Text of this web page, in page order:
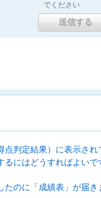
でください
点判定結果）に表示さ
るにはどうすればよいで
たのに「成績表」が届き